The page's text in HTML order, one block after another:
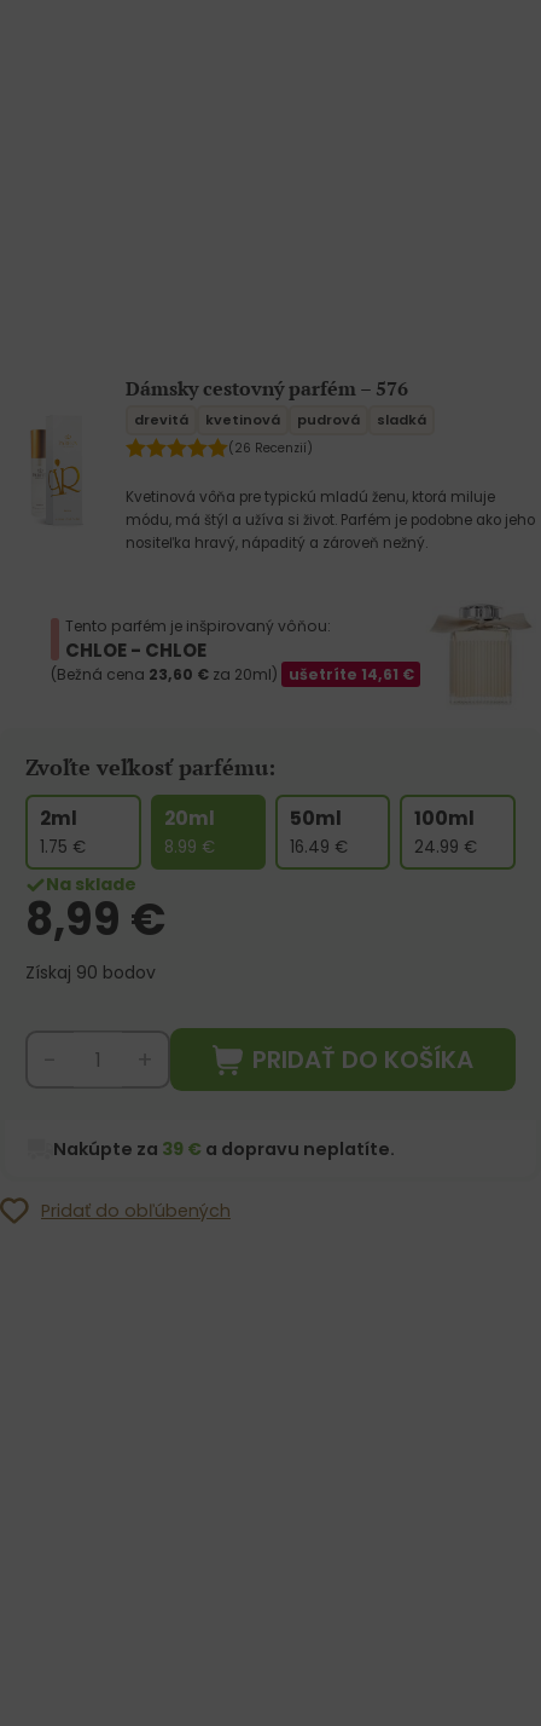
Dámsky cestovný parfém – 576
drevitá kvetinová pudrová sladká
(26 Recenzií)
Kvetinová vôňa pre typickú mladú ženu, ktorá miluje
módu, má štýl a užíva si život. Parfém je podobne ako jeho
nositeľka hravý, nápaditý a zároveň nežný.
Tento parfém je inšpirovaný vôňou:
CHLOE - CHLOE
(Bežná cena 23,60 € za 20ml) ušetríte 14,61 €
Zvoľte veľkosť parfému:
2ml
1.75 €
20ml
8.99 €
50ml
16.49 €
100ml
24.99 €
Na sklade
8,99 €
Získaj 90 bodov
PRIDAŤ DO KOŠÍKA
Nakúpte za 39 € a dopravu neplatíte.
Pridať do obľúbených